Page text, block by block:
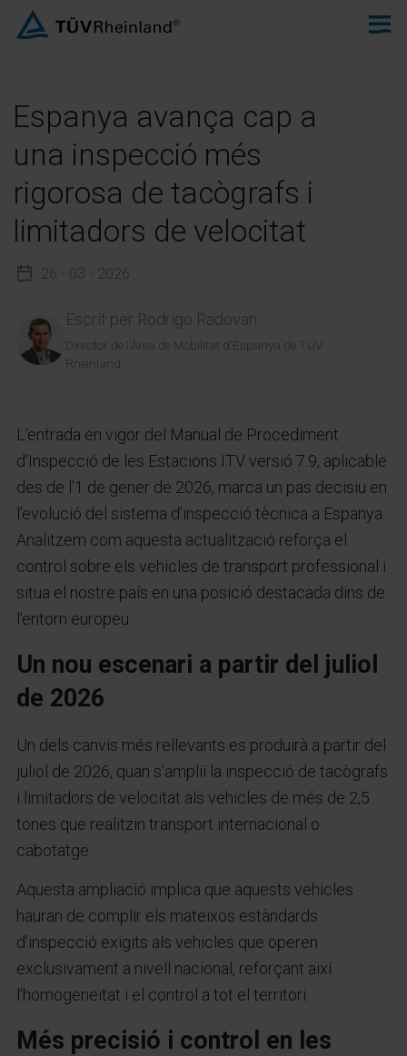
Espanya avança cap a
una inspecció més
rigorosa de tacògrafs i
limitadors de velocitat
26 - 03 - 2026
Escrit per Rodrigo Radovan
Director de l'Àrea de Mobilitat d'Espanya de TÜV
Rheinland
L’entrada en vigor del Manual de Procediment
d’Inspecció de les Estacions ITV versió 7.9, aplicable
des de l’1 de gener de 2026, marca un pas decisiu en
l’evolució del sistema d’inspecció tècnica a Espanya.
Analitzem com aquesta actualització reforça el
control sobre els vehicles de transport professional i
situa el nostre país en una posició destacada dins de
l’entorn europeu.
Un nou escenari a partir del juliol
de 2026
Un dels canvis més rellevants es produirà a partir del
juliol de 2026, quan s’ampliï la inspecció de tacògrafs
i limitadors de velocitat als vehicles de més de 2,5
tones que realitzin transport internacional o
cabotatge.
Aquesta ampliació implica que aquests vehicles
hauran de complir els mateixos estàndards
d’inspecció exigits als vehicles que operen
exclusivament a nivell nacional, reforçant així
l’homogeneïtat i el control a tot el territori.
Més precisió i control en les